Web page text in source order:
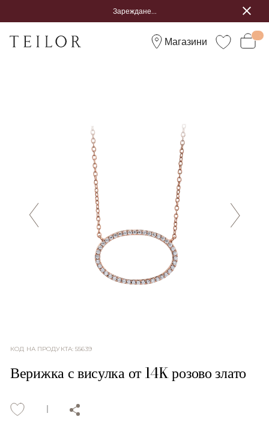
Зареждане...
Магазини
КОД НА ПРОДУКТА:55639
Верижка с висулка от 14K розово злато